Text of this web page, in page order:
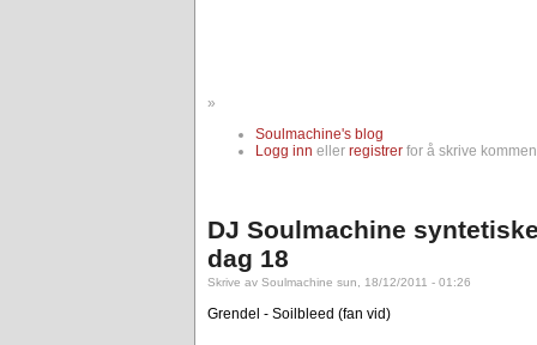
»
Soulmachine's blog
Logg inn eller registrer for å skrive
DJ Soulmachine
dag 18
Skrive av Soulmachine sun, 18/12/2011 - 01:26
Grendel - Soilbleed (fan vid)